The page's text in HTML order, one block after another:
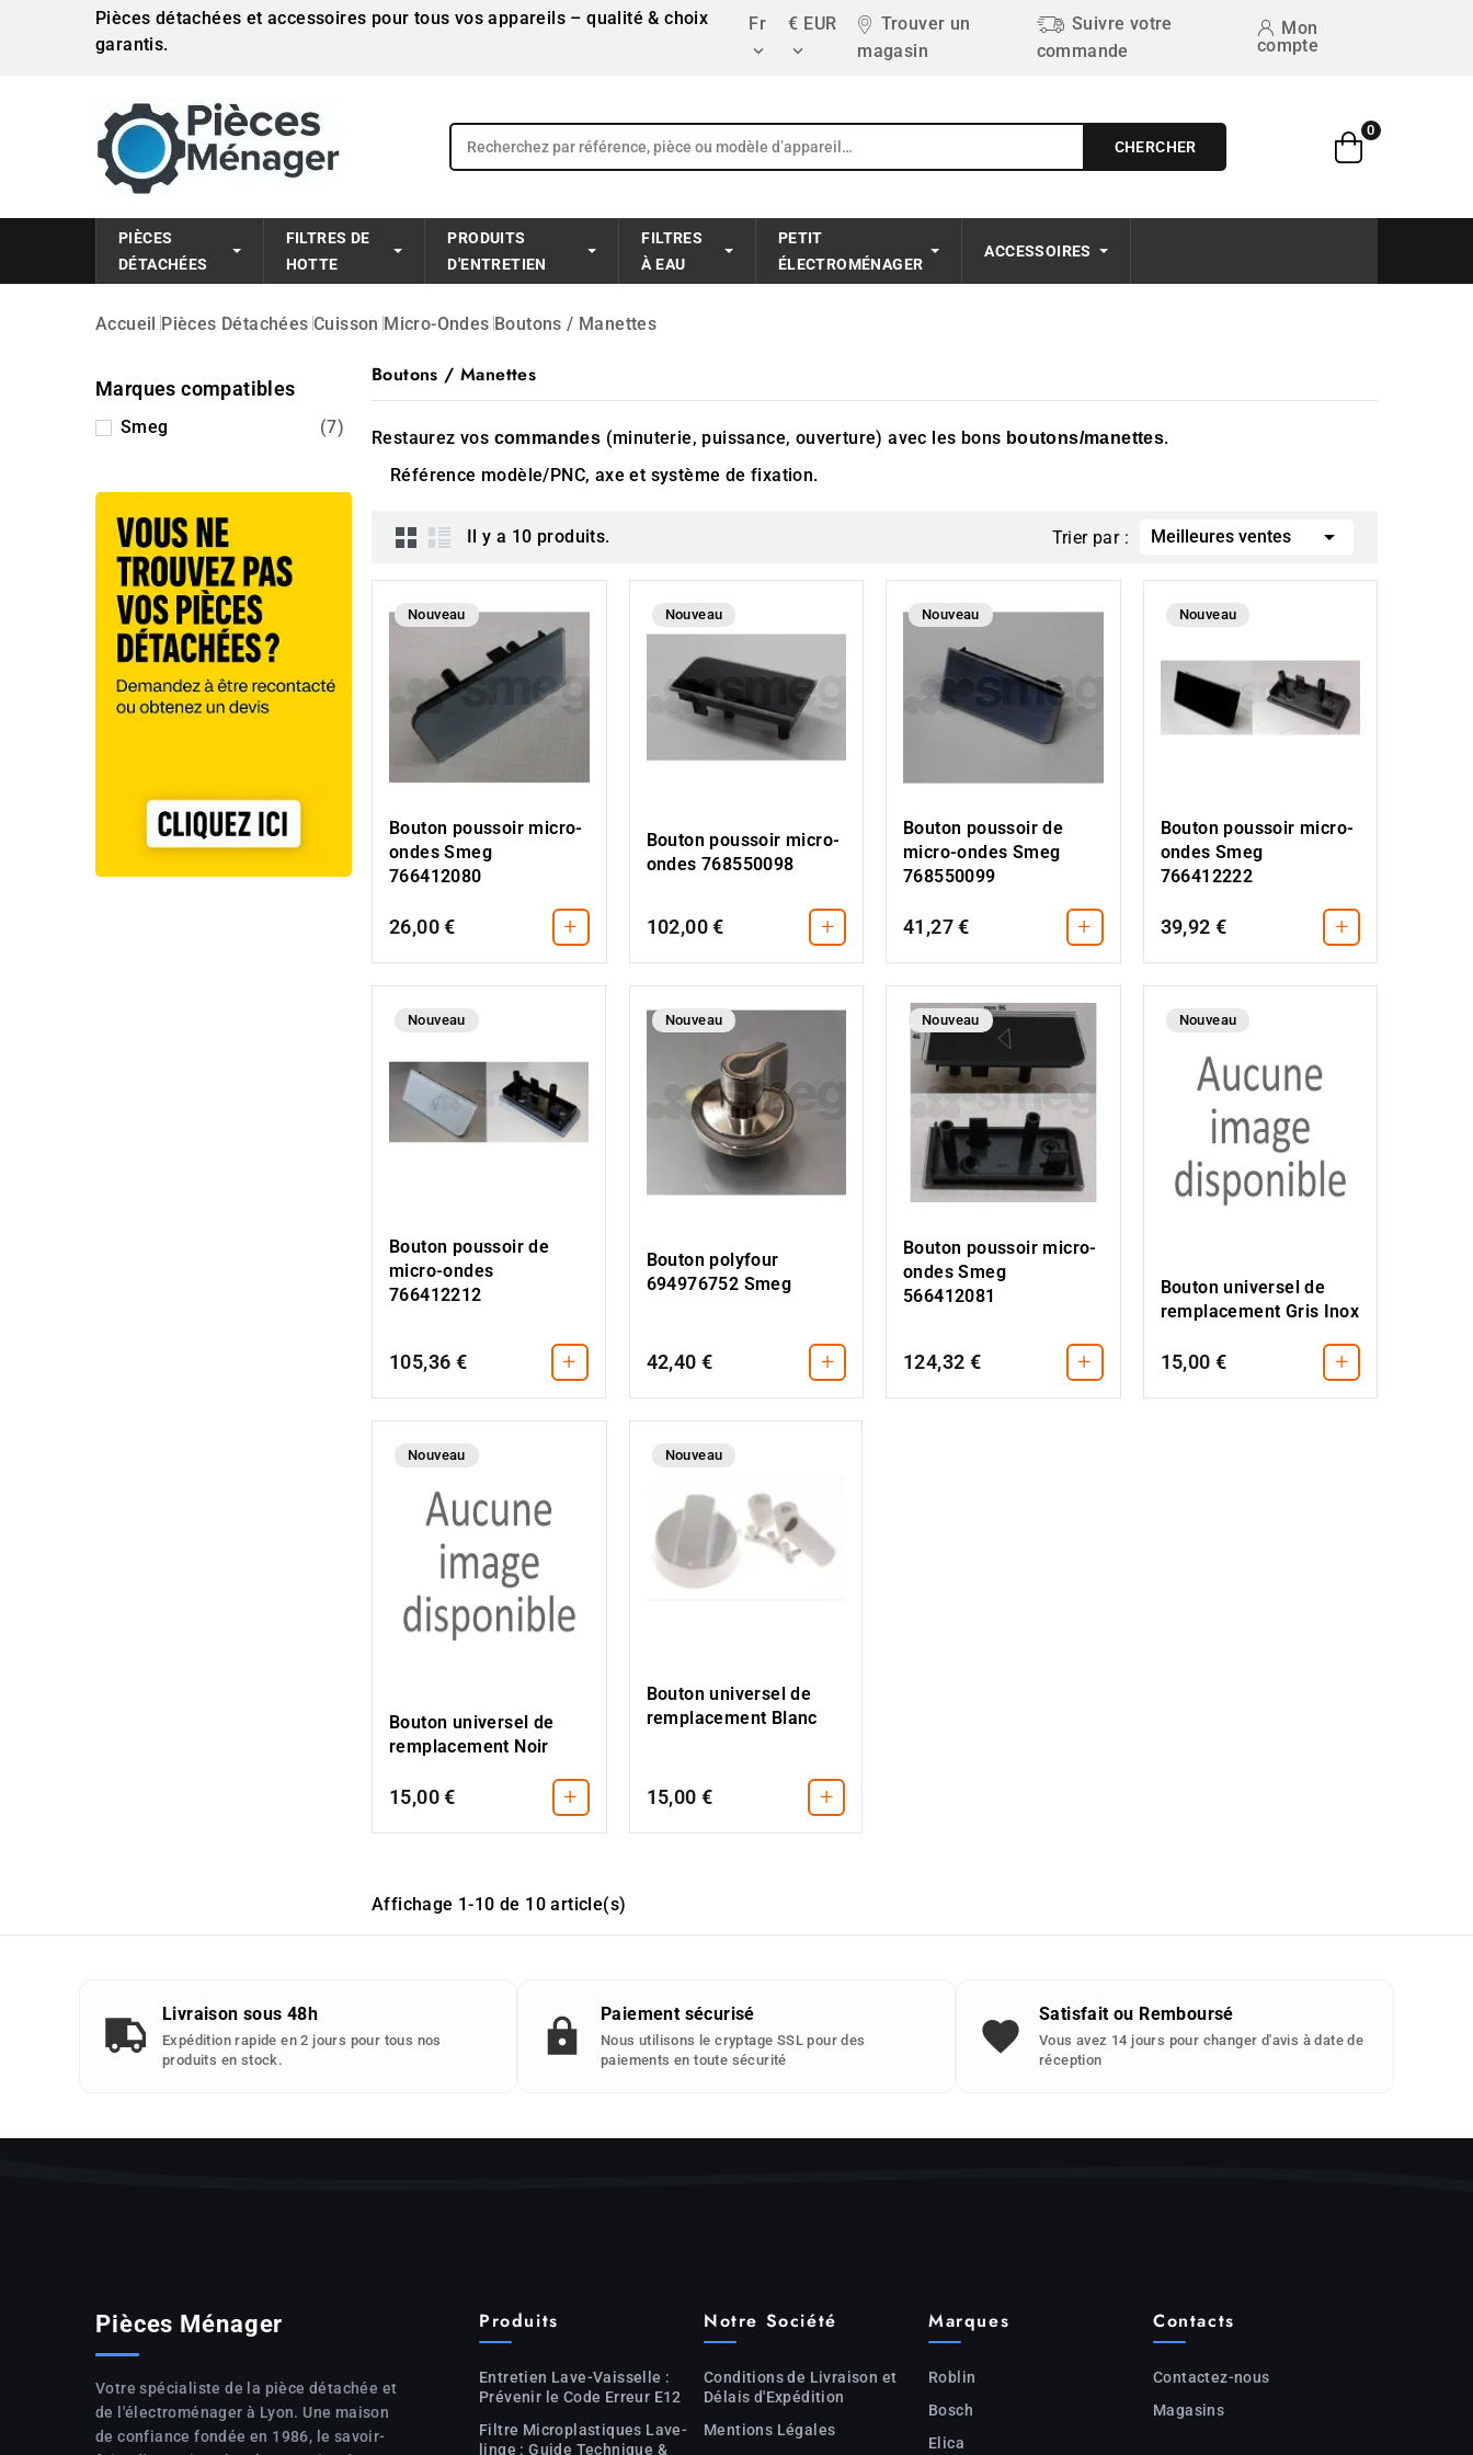
Pièces détachées et accessoires pour tous vos appareils – qualité & choix
garantis.
Fr

€ EUR

Trouver un
magasin
Suivre votre
commande
Mon
compte
CHERCHER
0
PIÈCES
DÉTACHÉES
FILTRES DE
HOTTE
PRODUITS
D'ENTRETIEN
FILTRES
À EAU
PETIT
ÉLECTROMÉNAGER
ACCESSOIRES
Accueil Pièces Détachées Cuisson Micro-Ondes Boutons / Manettes
Marques compatibles
Smeg (7)
Boutons / Manettes
Restaurez vos commandes (minuterie, puissance, ouverture) avec les bons boutons/manettes.
Référence modèle/PNC, axe et système de fixation.
Il y a 10 produits. Trier par : Meilleures ventes 
Nouveau
Bouton poussoir micro-
ondes Smeg
766412080
26,00 € +
Nouveau
Bouton poussoir micro-
ondes 768550098
102,00 € +
Nouveau
Bouton poussoir de
micro-ondes Smeg
768550099
41,27 € +
Nouveau
Bouton poussoir micro-
ondes Smeg
766412222
39,92 € +
Nouveau
Bouton poussoir de
micro-ondes
766412212
105,36 € +
Nouveau
Bouton polyfour
694976752 Smeg
42,40 € +
Nouveau
Bouton poussoir micro-
ondes Smeg
566412081
124,32 € +
Nouveau
Bouton universel de
remplacement Gris Inox
15,00 € +
Nouveau
Bouton universel de
remplacement Noir
15,00 € +
Nouveau
Bouton universel de
remplacement Blanc
15,00 € +
Affichage 1-10 de 10 article(s)
Livraison sous 48h
Expédition rapide en 2 jours pour tous nos
produits en stock.
Paiement sécurisé
Nous utilisons le cryptage SSL pour des
paiements en toute sécurité
Satisfait ou Remboursé
Vous avez 14 jours pour changer d'avis à date de
réception
Pièces Ménager
Votre spécialiste de la pièce détachée et
de l'électroménager à Lyon. Une maison
de confiance fondée en 1986, le savoir-
Produits
Entretien Lave-Vaisselle :
Prévenir le Code Erreur E12
Filtre Microplastiques Lave-
linge : Guide Technique &
Notre Société
Conditions de Livraison et
Délais d'Expédition
Mentions Légales
Marques
Roblin
Bosch
Elica
Contacts
Contactez-nous
Magasins